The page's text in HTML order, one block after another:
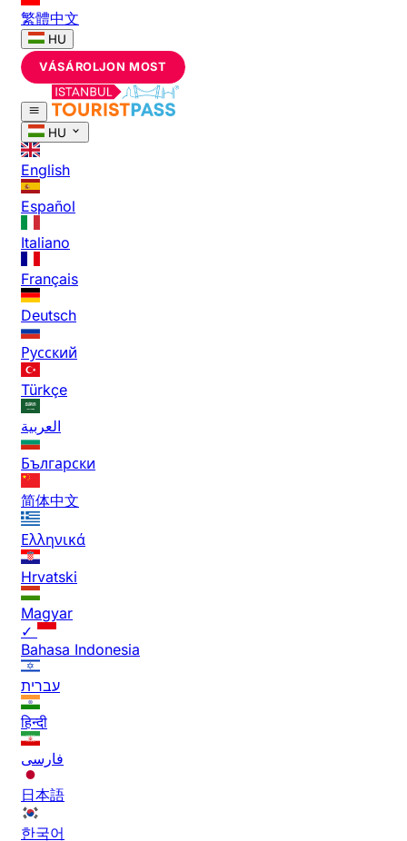
繁體中文
HU
VÁSÁROLJON MOST
HU
English
Español
Italiano
Français
Deutsch
Русский
Türkçe
العربية
Български
简体中文
Ελληνικά
Hrvatski
Magyar
✓
Bahasa Indonesia
עברית
हिन्दी
فارسی
日本語
한국어